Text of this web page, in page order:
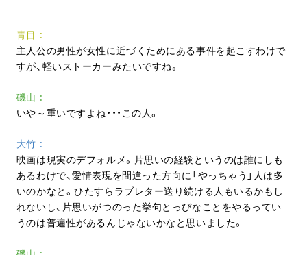
青目
主人公の男性が女性に近づくためにある事件を起こすわけで
すが、軽いストーカーみたいですね。
磯山
いや～重いですよね・・・この人。
大竹
映画は現実のデフォルメ。片思いの経験というのは誰にしも
あるわけで、愛情表現を間違った方向に「やっちゃう」人は多
いのかなと。ひたすらラブレター送り続ける人もいるかもし
れないし、片思いがつのった挙句とっぴなことをやるってい
うのは普遍性があるんじゃないかなと思いました。